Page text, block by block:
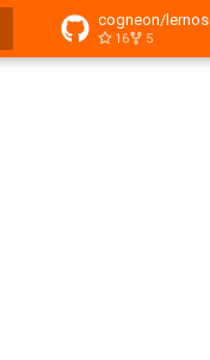
cogneon/lernos
16 5